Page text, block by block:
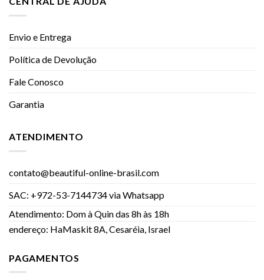
Envio e Entrega
Política de Devolução
Fale Conosco
Garantia
ATENDIMENTO
contato@beautiful-online-brasil.com
SAC: +972-53-7144734 via Whatsapp
Atendimento: Dom à Quin das 8h às 18h
endereço: HaMaskit 8A, Cesaréia, Israel
PAGAMENTOS